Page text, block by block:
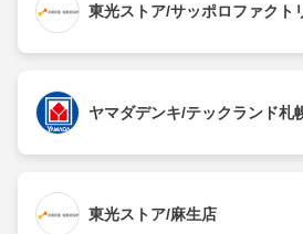
東光ストア/サッポロファクト
ヤマダデンキ/テックランド札
東光ストア/麻生店